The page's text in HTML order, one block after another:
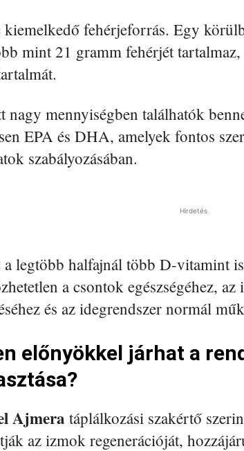
kiemelkedő fehérjeforrás. Egy
mint 21 gramm fehérjét
nagy mennyiségben találhatók
EPA és DHA, amelyek fontos
szabályozásában.
Hirdetés
a legtöbb halfajnál több D-vitamint
a csontok egészségéhez,
és az idegrendszer normál
előnyökkel járhat a
Ajmera táplálkozási szakértő
az izmok regenerációját,